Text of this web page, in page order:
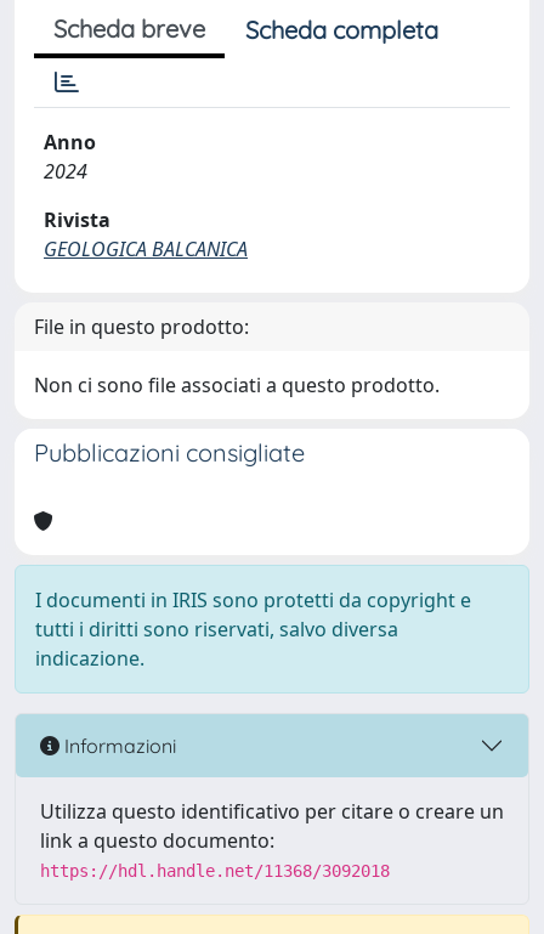
Scheda breve Scheda completa
Anno
2024
Rivista
GEOLOGICA BALCANICA
File in questo prodotto:
Non ci sono file associati a questo prodotto.
Pubblicazioni consigliate
I documenti in IRIS sono protetti da copyright e
tutti i diritti sono riservati, salvo diversa
indicazione.
Informazioni
Utilizza questo identificativo per citare o creare un
link a questo documento:
https://hdl.handle.net/11368/3092018